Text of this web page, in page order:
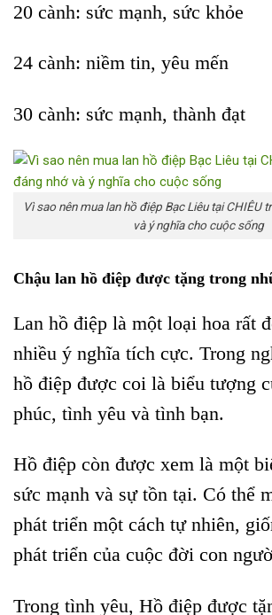
20 cành: sức mạnh, sức khỏe
24 cành: niềm tin, yêu mến
30 cành: sức mạnh, thành đạt
Vì sao nên mua lan hồ điệp Bạc Liêu tại CHIÊU
và ý nghĩa cho cuộc sống
Chậu lan hồ điệp được tặng trong
Lan hồ điệp là một loại hoa rất
nhiều ý nghĩa tích cực. Trong
hồ điệp được coi là biểu tượng
phúc, tình yêu và tình bạn.
Hồ điệp còn được xem là một
sức mạnh và sự tồn tại. Có thể
phát triển một cách tự nhiên,
phát triển của cuộc đời con
Trong tình yêu, Hồ điệp được